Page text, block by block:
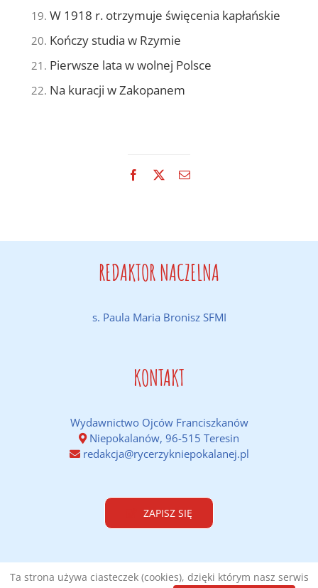
W 1918 r. otrzymuje święcenia kapłańskie
Kończy studia w Rzymie
Pierwsze lata w wolnej Polsce
Na kuracji w Zakopanem
Facebook Email
REDAKTOR NACZELNA
s. Paula Maria Bronisz SFMI
KONTAKT
Wydawnictwo Ojców Franciszkanów
Niepokalanów, 96-515 Teresin
redakcja@rycerzykniepokalanej.pl
ZAPISZ SIĘ
Ta strona używa ciasteczek (cookies), dzięki którym nasz serwis